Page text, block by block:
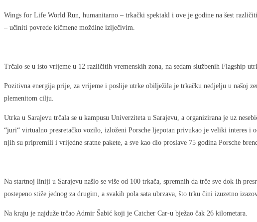
Wings for Life World Run, humanitarno – trkački spektakl i ove je godine na šest
– učiniti povrede kičmene moždine izlječivim.
Trčalo se u isto vrijeme u 12 različitih vremenskih zona, na sedam službenih Flagship
Pozitivna energija prije, za vrijeme i poslije utrke obilježila je trkačku nedjelju u našoj
plemenitom cilju.
Utrka u Sarajevu trčala se u kampusu Univerziteta u Sarajevu, a organizirana je uz
“juri“ virtualno presretačko vozilo, izloženi Porsche ljepotan privukao je veliki interes i
njih su pripremili i vrijedne sratne pakete, a sve kao dio proslave 75 godina Porsche
Na startnoj liniji u Sarajevu našlo se više od 100 trkača, spremnih da trče sve dok ih
postepeno stiže jednog za drugim, a svakih pola sata ubrzava, što trku čini izuzetno
Na kraju je najduže trčao Admir Šabić koji je Catcher Car-u bježao čak 26 kilometara.